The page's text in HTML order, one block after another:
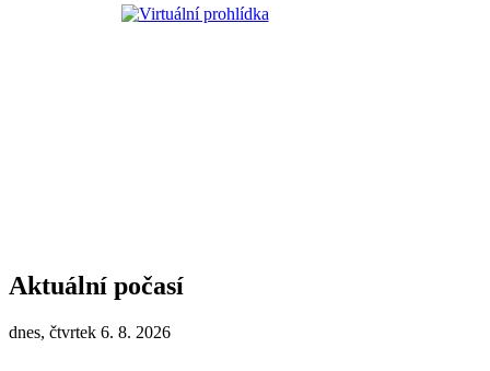
Aktuální počasí
dnes, čtvrtek 6. 8. 2026